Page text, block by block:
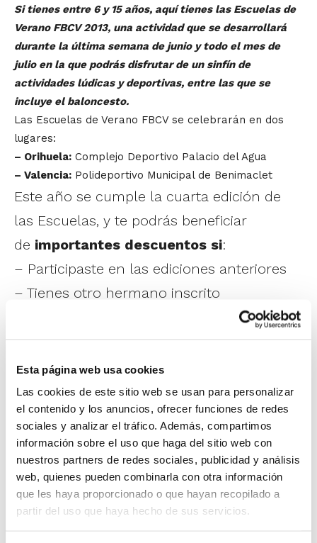
Esta página web usa cookies
Las cookies de este sitio web se usan para personalizar
el contenido y los anuncios, ofrecer funciones de redes
sociales y analizar el tráfico. Además, compartimos
información sobre el uso que haga del sitio web con
nuestros partners de redes sociales, publicidad y análisis
web, quienes pueden combinarla con otra información
que les haya proporcionado o que hayan recopilado a
partir del uso que haya hecho de sus servicios.
Si tienes entre 6 y 15 años, aquí tienes las Escuelas de
Verano FBCV 2013, una actividad que se desarrollará
durante la última semana de junio y todo el mes de
julio en la que podrás disfrutar de un sinfín de
actividades lúdicas y deportivas, entre las que se
incluye el baloncesto.
Las Escuelas de Verano FBCV se celebrarán en dos
lugares:
– Orihuela: Complejo Deportivo Palacio del Agua
– Valencia: Polideportivo Municipal de Benimaclet
Este año se cumple la cuarta edición de
las Escuelas, y te podrás beneficiar
de importantes descuentos si:
– Participaste en las ediciones anteriores
– Tienes otro hermano inscrito
– Reservas un pack de varias semanas (si
la última te sale gratis)
A todas estas ventajas puedes sumarle la
opción de acogerte alpago fraccionado
contratas más de dos semanas.
No te pierdas una de las actividades
estrella de este verano, con la garantía y